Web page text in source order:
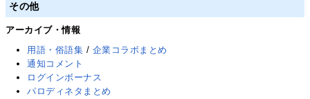
その他
アーカイブ・情報
用語・俗語集 / 企業コラボまとめ
通知コメント
ログインボーナス
パロディネタまとめ